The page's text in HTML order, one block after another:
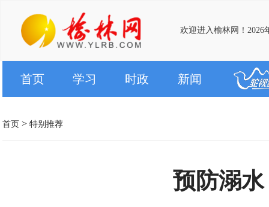
欢迎进入榆林网！2026
首页 学习 时政 新闻
首页 > 特别推荐
预防溺